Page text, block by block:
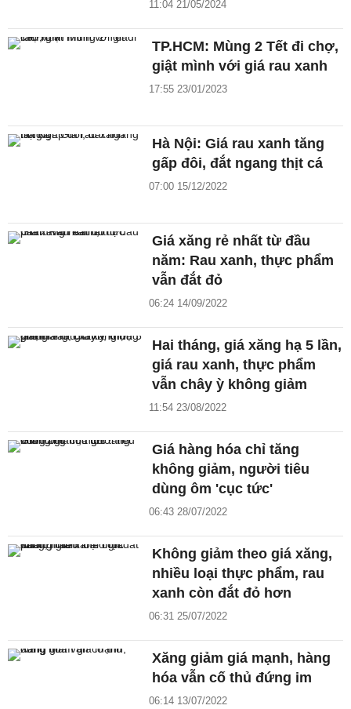
11:04 21/05/2024
TP.HCM: Mùng 2 Tết đi chợ,
giật mình với giá rau xanh
17:55 23/01/2023
Hà Nội: Giá rau xanh tăng
gấp đôi, đắt ngang thịt cá
07:00 15/12/2022
Giá xăng rẻ nhất từ đầu
năm: Rau xanh, thực phẩm
vẫn đắt đỏ
06:24 14/09/2022
Hai tháng, giá xăng hạ 5 lần,
giá rau xanh, thực phẩm
vẫn chây ỳ không giảm
11:54 23/08/2022
Giá hàng hóa chỉ tăng
không giảm, người tiêu
dùng ôm 'cục tức'
06:43 28/07/2022
Không giảm theo giá xăng,
nhiều loại thực phẩm, rau
xanh còn đắt đỏ hơn
06:31 25/07/2022
Xăng giảm giá mạnh, hàng
hóa vẫn cố thủ đứng im
06:14 13/07/2022